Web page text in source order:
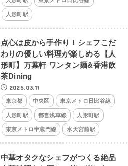
人形町駅
点心は皮から手作り！シェフこだ
わりの優しい料理が楽しめる【人
形町】万葉軒 ワンタン麺&香港飲
茶Dining
2025.03.11
東京都 中央区 東京メトロ日比谷線
人形町駅 都営浅草線 人形町駅
東京メトロ半蔵門線 水天宮前駅
中華オタクなシェフがつくる絶品